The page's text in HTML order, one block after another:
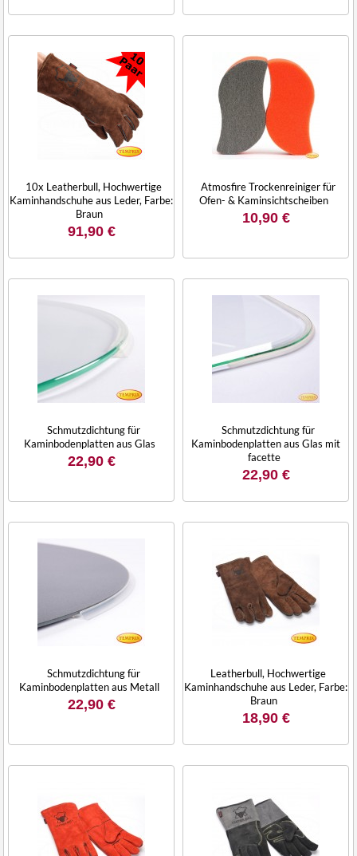
10x Leatherbull, Hochwertige
Kaminhandschuhe aus Leder, Farbe:
Braun
91,90 €
Atmosfire Trockenreiniger für
Ofen- & Kaminsichtscheiben
10,90 €
Schmutzdichtung für
Kaminbodenplatten aus Glas
22,90 €
Schmutzdichtung für
Kaminbodenplatten aus Glas mit
facette
22,90 €
Schmutzdichtung für
Kaminbodenplatten aus Metall
22,90 €
Leatherbull, Hochwertige
Kaminhandschuhe aus Leder, Farbe:
Braun
18,90 €